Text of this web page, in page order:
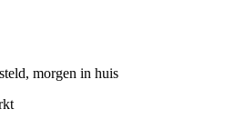
morgen in huis